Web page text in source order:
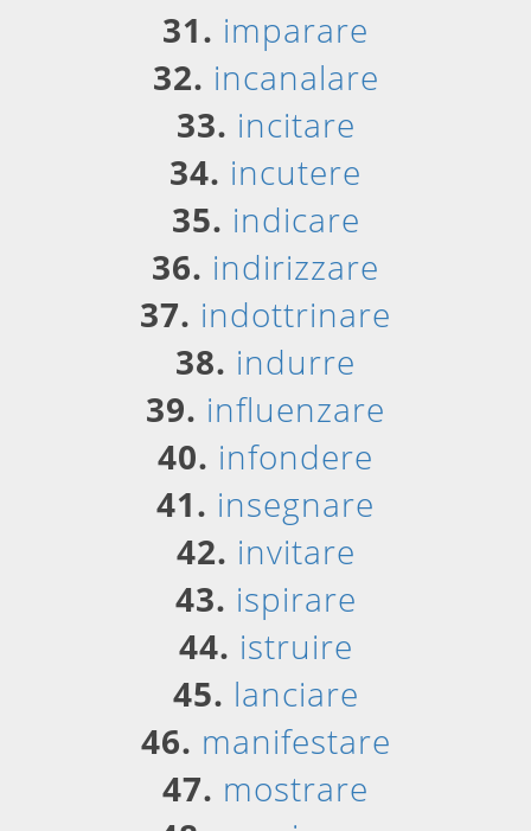
31. imparare
32. incanalare
33. incitare
34. incutere
35. indicare
36. indirizzare
37. indottrinare
38. indurre
39. influenzare
40. infondere
41. insegnare
42. invitare
43. ispirare
44. istruire
45. lanciare
46. manifestare
47. mostrare